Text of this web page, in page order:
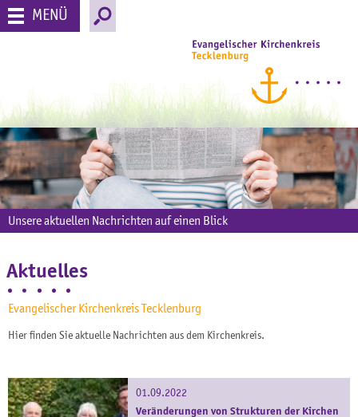
MENÜ
Unsere aktuellen Nachrichten auf einen Blick
Aktuelles
Evangelischer Kirchenkreis Tecklenburg
Hier finden Sie aktuelle Nachrichten aus dem Kirchenkreis.
01.09.2022
Veränderungen von Strukturen der Kirchen